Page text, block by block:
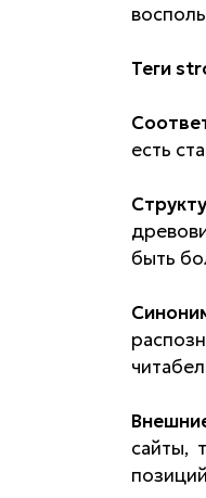
Теги
есть
быть
сайты,
позиций